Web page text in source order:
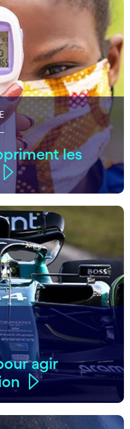
les
agir